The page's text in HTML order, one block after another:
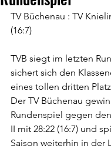
TV Büchenau : TV
(16:7)
TVB siegt im letzten
sichert sich den
eines tollen dritten
Der TV Büchenau
Rundenspiel gegen
II mit 28:22 (16:7) und
Saison weiterhin in der